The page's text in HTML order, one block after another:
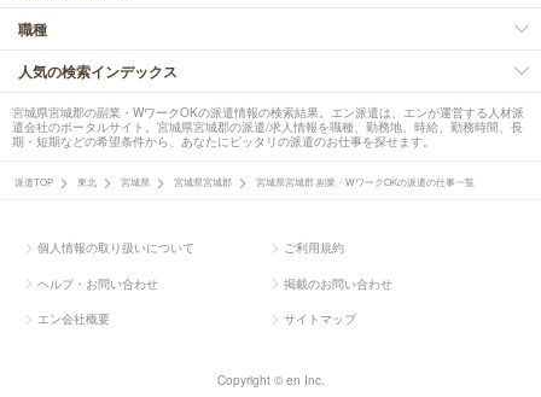
職種
人気の検索インデックス
宮城県宮城郡の副業・WワークOKの派遣情報の検索結果。エン派遣は、エンが運営する人材派
遣会社のポータルサイト。宮城県宮城郡の派遣/求人情報を職種、勤務地、時給、勤務時間、長
期・短期などの希望条件から、あなたにピッタリの派遣のお仕事を探せます。
派遣TOP 東北 宮城県 宮城県宮城郡 宮城県宮城郡 副業・WワークOKの派遣の仕事一覧
個人情報の取り扱いについて ご利用規約
ヘルプ・お問い合わせ 掲載のお問い合わせ
エン会社概要 サイトマップ
Copyright © en Inc.